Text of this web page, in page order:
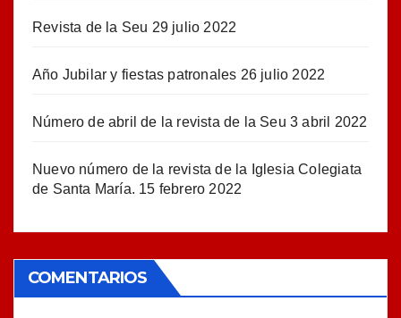
Revista de la Seu 29 julio 2022
Año Jubilar y fiestas patronales 26 julio 2022
Número de abril de la revista de la Seu 3 abril 2022
Nuevo número de la revista de la Iglesia Colegiata
de Santa María. 15 febrero 2022
COMENTARIOS